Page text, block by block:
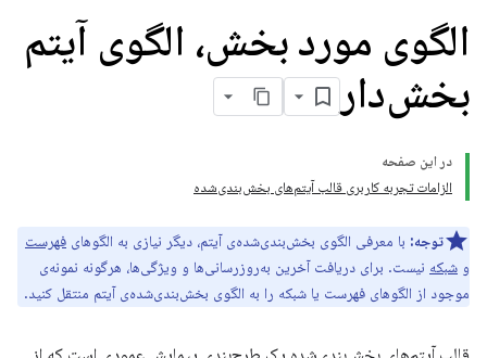
الگوی مورد بخش، الگوی آیتم
بخش‌دار
در این صفحه
الزامات تجربه کاربری قالب آیتم‌های بخش‌بندی‌شده
توجه: با معرفی الگوی بخش‌بندی‌شده‌ی آیتم، دیگر نیازی به الگوهای فهرست
و شبکه نیست. برای دریافت آخرین به‌روزرسانی‌ها و ویژگی‌ها، هرگونه نمونه‌ی
موجود از الگوهای فهرست یا شبکه را به الگوی بخش‌بندی‌شده‌ی آیتم منتقل کنید.